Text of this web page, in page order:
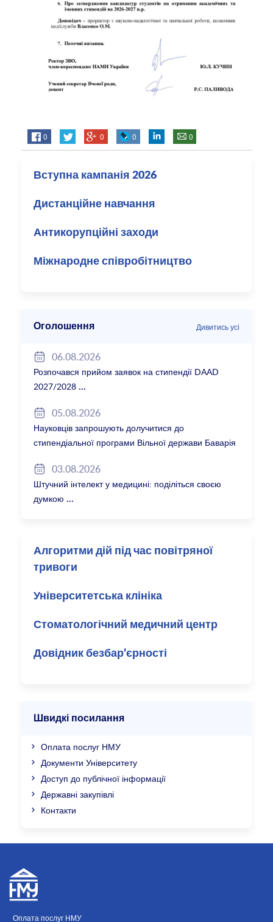
0 0 0 0
Вступна кампанія 2026
Дистанційне навчання
Антикорупційні заходи
Міжнародне співробітництво
Оголошення Дивитись усі
06.08.2026
Розпочався прийом заявок на стипендії DAAD
2027/2028
05.08.2026
Науковців запрошують долучитися до
стипендіальної програми Вільної держави Баварія
03.08.2026
Штучний інтелект у медицині: поділіться своєю
думкою
Алгоритми дій під час повітряної
тривоги
Університетська клініка
Стоматологічний медичний центр
Довідник безбар’єрності
Швидкі посилання
Оплата послуг НМУ
Документи Університету
Доступ до публічної інформації
Державні закупівлі
Контакти
Оплата послуг НМУ